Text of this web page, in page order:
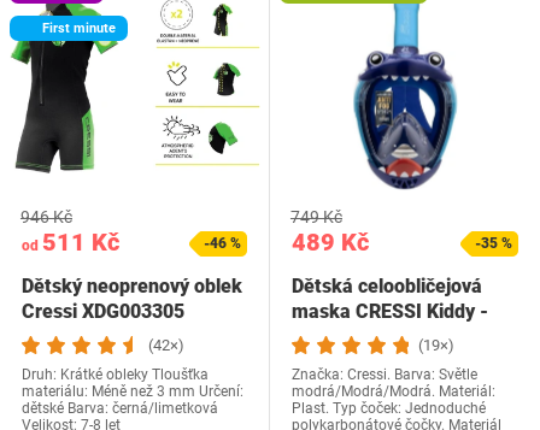
First minute
od 511 Kč
946 Kč
-46 %
Dětský neoprenový oblek
Cressi XDG003305
(42×)
Druh: Krátké obleky Tloušťka
materiálu: Méně než 3 mm Určení:
dětské Barva: černá/limetková
Velikost: 7-8 let
489 Kč
749 Kč
-35 %
Dětská celoobličejová
maska CRESSI Kiddy -
bezpečná pro CO2…
(19×)
Značka: Cressi. Barva: Světle
modrá/Modrá/Modrá. Materiál:
Plast. Typ čoček: Jednoduché
polykarbonátové čočky. Materiál